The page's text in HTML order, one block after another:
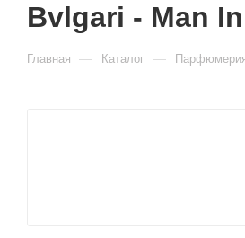
Bvlgari - Man
Главная — Каталог —